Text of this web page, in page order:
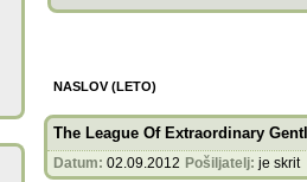
NASLOV (LETO)
The League Of Extraordinary
Datum: 02.09.2012 Pošiljatelj: je skrit